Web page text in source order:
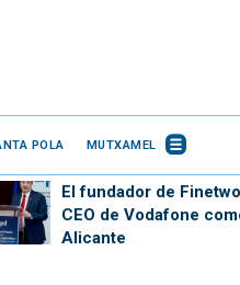
POLA MUTXAMEL
El fundador de
CEO de Vodafone
Alicante